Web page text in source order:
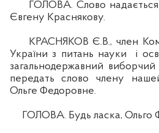
ГОЛОВА. Слово надається
Євгену Краснякову.
КРАСНЯКОВ Є.В., член
України з питань науки і
загальнодержавний
передать слово члену
Ольге Федоровне.
ГОЛОВА. Будь ласка, Ольго